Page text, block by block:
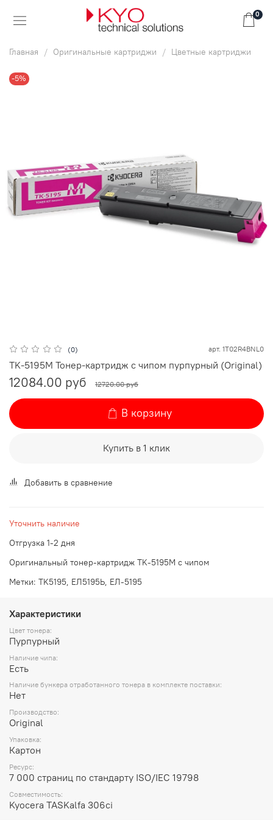
0
Главная Оригинальные картриджи Цветные картриджи
-5%
(0) арт. 1T02R4BNL0
TK-5195M Тонер-картридж с чипом пурпурный (Original)
12084.00 руб 12720.00 руб
В корзину
Купить в 1 клик
Добавить в сравнение
Уточнить наличие
Отгрузка 1-2 дня
Оригинальный тонер-картридж TK-5195M с чипом
Метки: TK5195, ЕЛ5195Ь, ЕЛ-5195
Характеристики
Цвет тонера:
Пурпурный
Наличие чипа:
Есть
Наличие бункера отработанного тонера в комплекте поставки:
Нет
Производство:
Original
Упаковка:
Картон
Ресурс:
7 000 страниц по стандарту ISO/IEC 19798
Совместимость:
Kyocera TASKalfa 306ci